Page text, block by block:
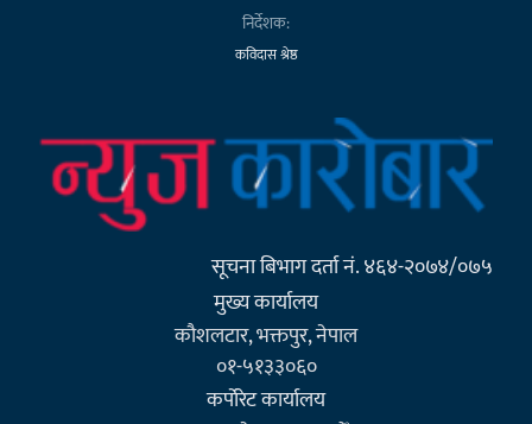
निर्देशक:
कविदास श्रेष्ठ
सूचना बिभाग दर्ता नं. ४६४-२०७४/०७५
मुख्य कार्यालय
कौशलटार, भक्तपुर, नेपाल
०१-५१३३०६०
कर्पाेरेट कार्यालय